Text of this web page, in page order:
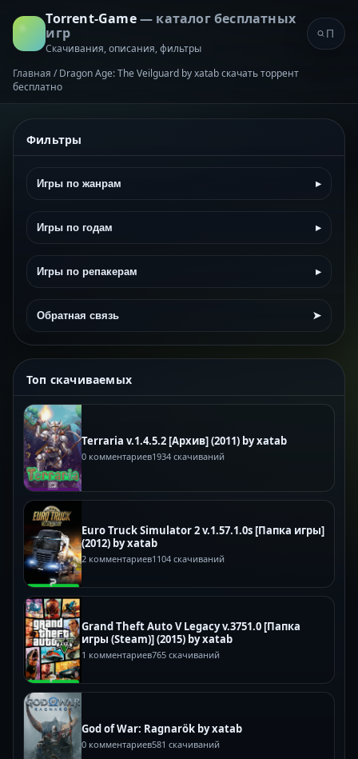
Torrent-Game— каталог бесплатных
игр
Скачивания, описания, фильтры
Главная / Dragon Age: The Veilguard by xatab скачать торрент
бесплатно
Фильтры
Игры по жанрам ▸
Игры по годам ▸
Игры по репакерам ▸
Обратная связь ➤
Топ скачиваемых
Terraria v.1.4.5.2 [Архив] (2011) by xatab
0 комментариев1934 скачиваний
Euro Truck Simulator 2 v.1.57.1.0s [Папка игры]
(2012) by xatab
2 комментариев1104 скачиваний
Grand Theft Auto V Legacy v.3751.0 [Папка
игры (Steam)] (2015) by xatab
1 комментариев765 скачиваний
God of War: Ragnarök by xatab
0 комментариев581 скачиваний